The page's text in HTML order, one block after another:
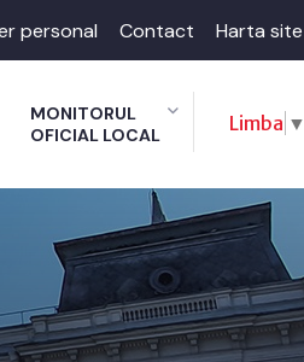
personal Contact Harta site
MONITORUL
OFICIAL LOCAL
Limba ▼